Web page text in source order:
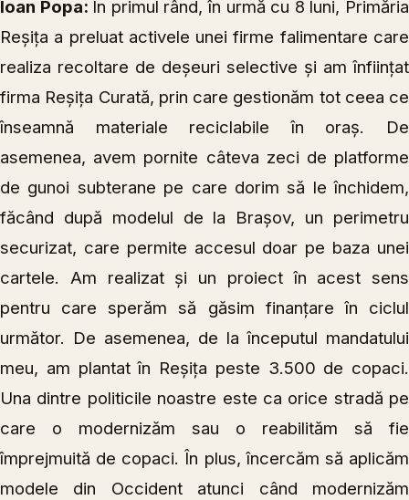
Ioan Popa:În primul rând, în urmă cu 8 luni, Primăria
Reșița a preluat activele unei firme falimentare care
realiza recoltare de deșeuri selective și am înființat
firma Reșița Curată, prin care gestionăm tot ceea ce
înseamnă materiale reciclabile în oraș. De
asemenea, avem pornite câteva zeci de platforme
de gunoi subterane pe care dorim să le închidem,
făcând după modelul de la Brașov, un perimetru
securizat, care permite accesul doar pe baza unei
cartele. Am realizat și un proiect în acest sens
pentru care sperăm să găsim finanțare în ciclul
următor. De asemenea, de la începutul mandatului
meu, am plantat în Reșița peste 3.500 de copaci.
Una dintre politicile noastre este ca orice stradă pe
care o modernizăm sau o reabilităm să fie
împrejmuită de copaci. În plus, încercăm să aplicăm
modele din Occident atunci când modernizăm